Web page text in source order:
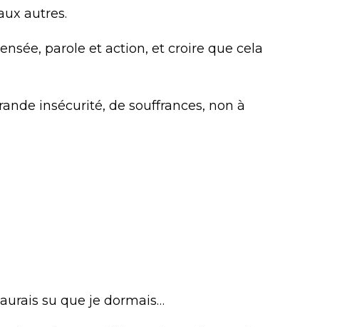
autres.
parole et action, et croire que cela
insécurité, de souffrances, non à
su que je dormais…